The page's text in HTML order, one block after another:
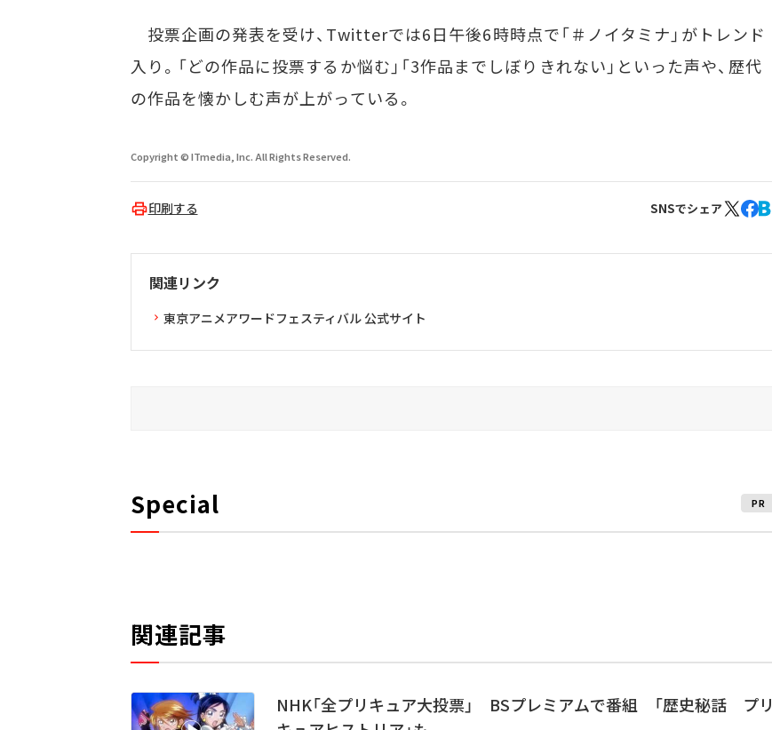
投票企画の発表を受け、Twitterでは6日午後6時時点で「＃ノイタミナ」がトレンド
入り。「どの作品に投票するか悩む」「3作品までしぼりきれない」といった声や、歴代
の作品を懐かしむ声が上がっている。
Copyright © ITmedia, Inc. All Rights Reserved.
印刷する SNSでシェア
関連リンク
東京アニメアワードフェスティバル 公式サイト
Special PR
関連記事
NHK「全プリキュア大投票」 BSプレミアムで番組 「歴史秘話 プリ